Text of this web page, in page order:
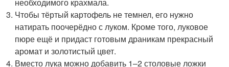
Чтобы тёртый картофель не темнел, его нужно
натирать поочерёдно с луком. Кроме того, луковое
пюре ещё и придаст готовым драникам прекрасный
аромат и золотистый цвет.
Вместо лука можно добавить 1–2 столовые ложки